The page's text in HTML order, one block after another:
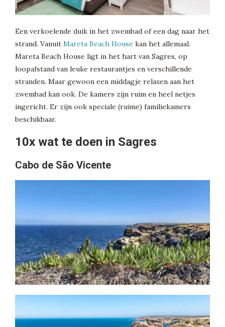
Een verkoelende duik in het zwembad of een dag naar het
strand. Vanuit Mareta Beach House kan het allemaal.
Mareta Beach House ligt in het hart van Sagres, op
loopafstand van leuke restaurantjes en verschillende
stranden. Maar gewoon een middagje relaxen aan het
zwembad kan ook. De kamers zijn ruim en heel netjes
ingericht. Er zijn ook speciale (ruime) familiekamers
beschikbaar.
10x wat te doen in Sagres
Cabo de São Vicente